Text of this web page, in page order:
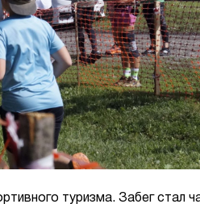
туризма. Забег стал